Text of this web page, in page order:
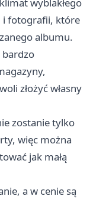
wyblakłego
i fotografii, które
albumu.
bardzo
złożyć własny
zostanie tylko
więc można
jak małą
a w cenie są